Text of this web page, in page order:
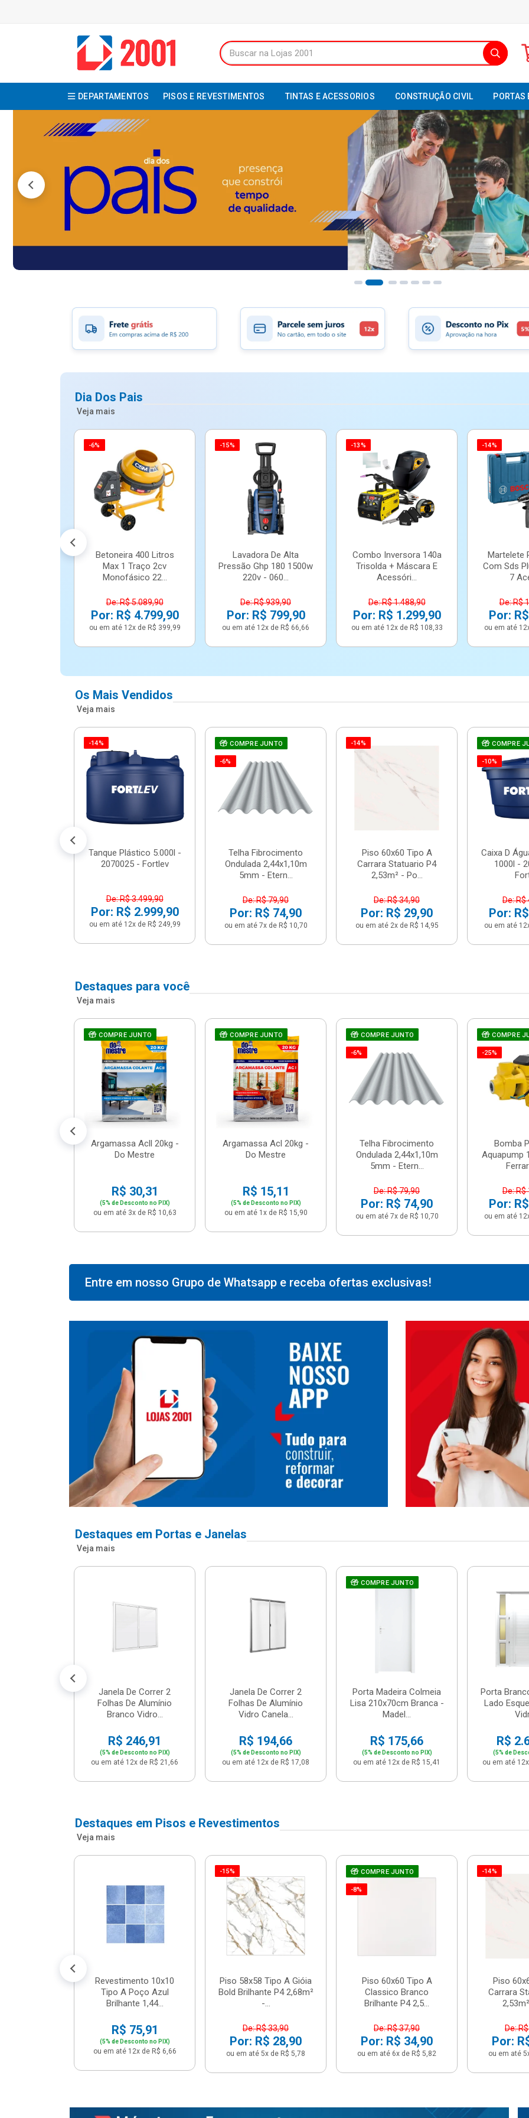
DEPARTAMENTOS PISOS E REVESTIMENTOS TINTAS E ACESSORIOS CONSTRUÇÃO CIVIL PORTAS
Dia Dos Pais
Veja mais
-6%
Betoneira 400 Litros
Max 1 Traço 2cv
Monofásico 22...
De: R$ 5.089,90
Por: R$ 4.799,90
ou em até 12x de R$ 399,99
-15%
Lavadora De Alta
Pressão Ghp 180 1500w
220v - 060...
De: R$ 939,90
Por: R$ 799,90
ou em até 12x de R$ 66,66
-13%
Combo Inversora 140a
Trisolda + Máscara E
Acessóri...
De: R$ 1.488,90
Por: R$ 1.299,90
ou em até 12x de R$ 108,33
-14%
Martelete
Com Sds
7
De: R$
Por:
ou em até
Os Mais Vendidos
Veja mais
-14%
Tanque Plástico 5.000l -
2070025 - Fortlev
De: R$ 3.499,90
Por: R$ 2.999,90
ou em até 12x de R$ 249,99
COMPRE JUNTO
-6%
Telha Fibrocimento
Ondulada 2,44x1,10m
5mm - Etern...
De: R$ 79,90
Por: R$ 74,90
ou em até 7x de R$ 10,70
-14%
Piso 60x60 Tipo A
Carrara Statuario P4
2,53m² - Po...
De: R$ 34,90
Por: R$ 29,90
ou em até 2x de R$ 14,95
COMPRE
-10%
Caixa D
1000l -
De: R$
Por:
ou em até
Destaques para você
Veja mais
COMPRE JUNTO
Argamassa Acll 20kg -
Do Mestre
R$ 30,31
(5% de Desconto no PIX)
ou em até 3x de R$ 10,63
COMPRE JUNTO
Argamassa Acl 20kg -
Do Mestre
R$ 15,11
(5% de Desconto no PIX)
ou em até 1x de R$ 15,90
COMPRE JUNTO
-6%
Telha Fibrocimento
Ondulada 2,44x1,10m
5mm - Etern...
De: R$ 79,90
Por: R$ 74,90
ou em até 7x de R$ 10,70
COMPRE
-25%
Bomba
Aquapump
De: R$
Por:
ou em até
Entre em nosso Grupo de Whatsapp e receba ofertas exclusivas!
Destaques em Portas e Janelas
Veja mais
Janela De Correr 2
Folhas De Alumínio
Branco Vidro...
R$ 246,91
(5% de Desconto no PIX)
ou em até 12x de R$ 21,66
Janela De Correr 2
Folhas De Alumínio
Vidro Canela...
R$ 194,66
(5% de Desconto no PIX)
ou em até 12x de R$ 17,08
COMPRE JUNTO
Porta Madeira Colmeia
Lisa 210x70cm Branca -
Madel...
R$ 175,66
(5% de Desconto no PIX)
ou em até 12x de R$ 15,41
Porta
Lado
R$
(5% de
ou em até
Destaques em Pisos e Revestimentos
Veja mais
Revestimento 10x10
Tipo A Poço Azul
Brilhante 1,44...
R$ 75,91
(5% de Desconto no PIX)
ou em até 12x de R$ 6,66
-15%
Piso 58x58 Tipo A Gióia
Bold Brilhante P4 2,68m²
-...
De: R$ 33,90
Por: R$ 28,90
ou em até 5x de R$ 5,78
COMPRE JUNTO
-8%
Piso 60x60 Tipo A
Classico Branco
Brilhante P4 2,5...
De: R$ 37,90
Por: R$ 34,90
ou em até 6x de R$ 5,82
-14%
Piso
Carrara
De:
Por:
ou em até